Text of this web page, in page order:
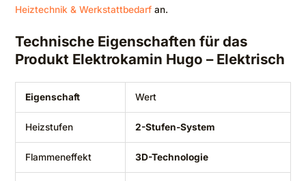
Heiztechnik & Werkstattbedarf an.
Technische Eigenschaften für das
Produkt Elektrokamin Hugo – Elektrisch
Eigenschaft Wert
Heizstufen 2-Stufen-System
Flammeneffekt 3D-Technologie